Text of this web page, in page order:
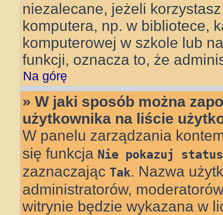
niezalecane, jeżeli
komputera, np. w bibliotece,
komputerowej w szkole lub
funkcji, oznacza to, że
Na górę
» W jaki sposób można
użytkownika na liście
W panelu zarządzania
się funkcja Nie pokazuj
zaznaczając Tak. Nazwa
administratorów,
witrynie będzie wykazana w